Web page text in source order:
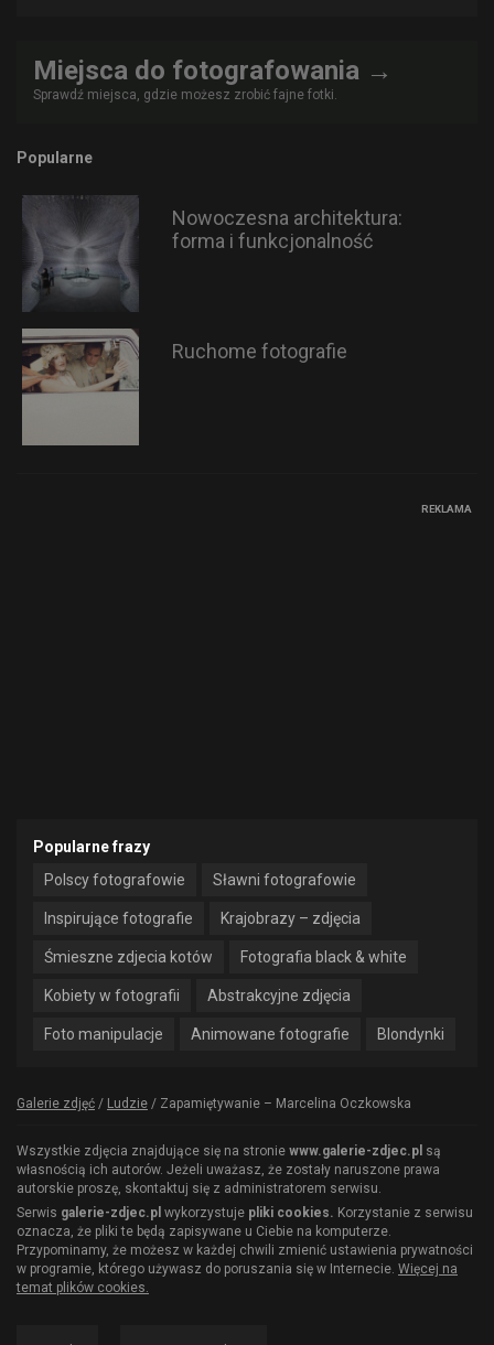
Miejsca do fotografowania →
Sprawdź miejsca, gdzie możesz zrobić fajne fotki.
Popularne
Nowoczesna architektura:
forma i funkcjonalność
Ruchome fotografie
REKLAMA
Popularne frazy
Polscy fotografowie
Sławni fotografowie
Inspirujące fotografie Krajobrazy – zdjęcia
Śmieszne zdjecia kotów Fotografia black & white
Kobiety w fotografii Abstrakcyjne zdjęcia
Foto manipulacje Animowane fotografie Blondynki
Galerie zdjęć / Ludzie / Zapamiętywanie – Marcelina Oczkowska
Wszystkie zdjęcia znajdujące się na stronie www.galerie-zdjec.pl są
własnością ich autorów. Jeżeli uważasz, że zostały naruszone prawa
autorskie proszę, skontaktuj się z administratorem serwisu.
Serwis galerie-zdjec.pl wykorzystuje pliki cookies. Korzystanie z serwisu
oznacza, że pliki te będą zapisywane u Ciebie na komputerze.
Przypominamy, że możesz w każdej chwili zmienić ustawienia prywatności
w programie, którego używasz do poruszania się w Internecie. Więcej na
temat plików cookies.